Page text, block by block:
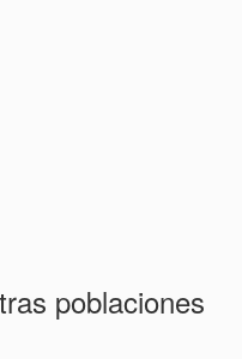
poblaciones